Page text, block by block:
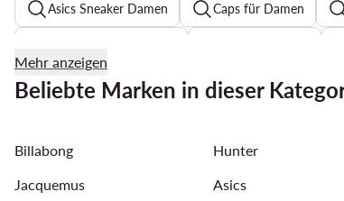
Asics Sneaker Damen Caps für Damen
Festkleider mit Blumenmuster für Hochzeit
Sonnenbrillen für Damen Guess Schuhe
Mehr anzeigen
Beliebte Marken in dieser
Billabong Hunter
Jacquemus
Asics